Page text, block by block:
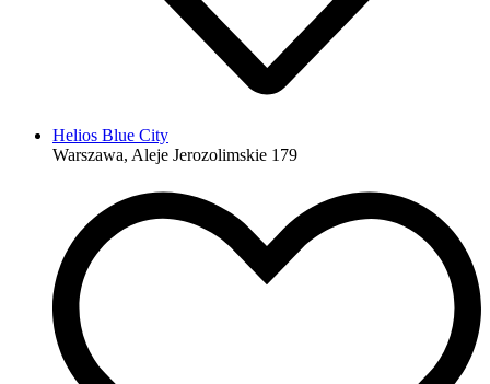
Helios Blue City
Warszawa, Aleje Jerozolimskie 179